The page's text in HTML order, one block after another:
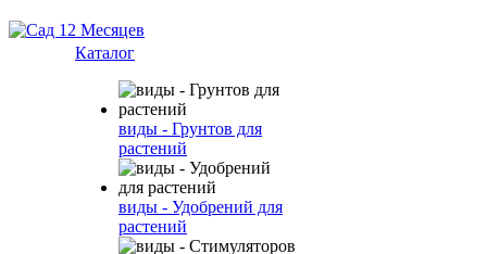
Каталог
виды - Грунтов для
растений
виды - Удобрений для
растений